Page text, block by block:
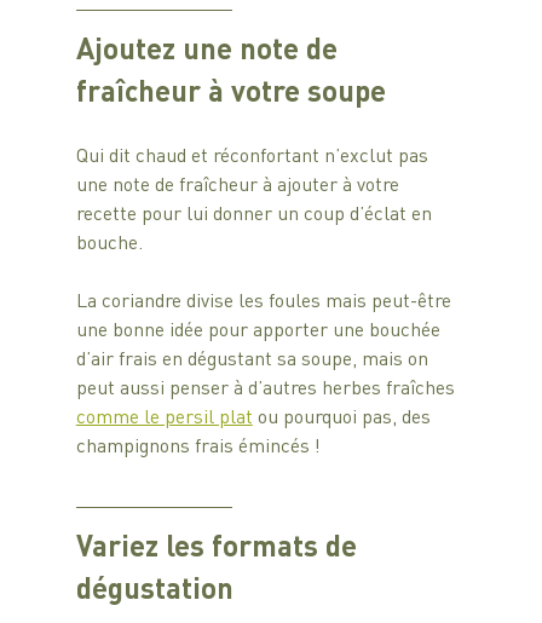
Ajoutez une note de
fraîcheur à votre soupe
Qui dit chaud et réconfortant n’exclut pas
une note de fraîcheur à ajouter à votre
recette pour lui donner un coup d’éclat en
bouche.
La coriandre divise les foules mais peut-être
une bonne idée pour apporter une bouchée
d’air frais en dégustant sa soupe, mais on
peut aussi penser à d’autres herbes fraîches
comme le persil plat ou pourquoi pas, des
champignons frais émincés !
Variez les formats de
dégustation